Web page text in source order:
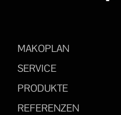
MAKOPLAN
SERVICE
PRODUKTE
REFERENZEN